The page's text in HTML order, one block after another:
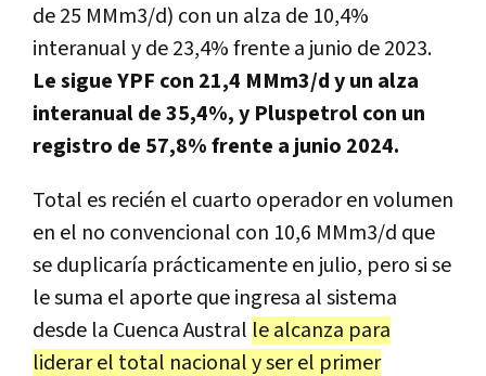
de 25 MMm3/d) con un alza de 10,4%
interanual y de 23,4% frente a junio de 2023.
Le sigue YPF con 21,4 MMm3/d y un alza
interanual de 35,4%, y Pluspetrol con un
registro de 57,8% frente a junio 2024.
Total es recién el cuarto operador en volumen
en el no convencional con 10,6 MMm3/d que
se duplicaría prácticamente en julio, pero si se
le suma el aporte que ingresa al sistema
desde la Cuenca Austral le alcanza para
liderar el total nacional y ser el primer